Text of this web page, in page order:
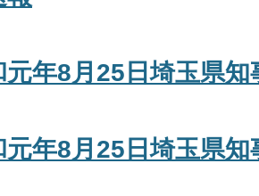
元年8月25日埼玉県知
元年8月25日埼玉県知